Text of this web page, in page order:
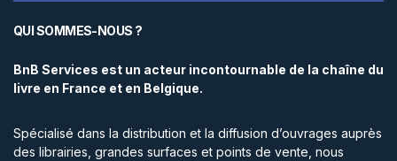
QUI SOMMES-NOUS ?
BnB Services est un acteur incontournable de la chaîne du
livre en France et en Belgique.
Spécialisé dans la distribution et la diffusion d’ouvrages auprès
des librairies, grandes surfaces et points de vente, nous